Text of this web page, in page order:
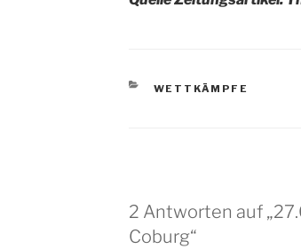
KATEGORIEN
WETTKÄMPFE
2 Antworten auf
Coburg“